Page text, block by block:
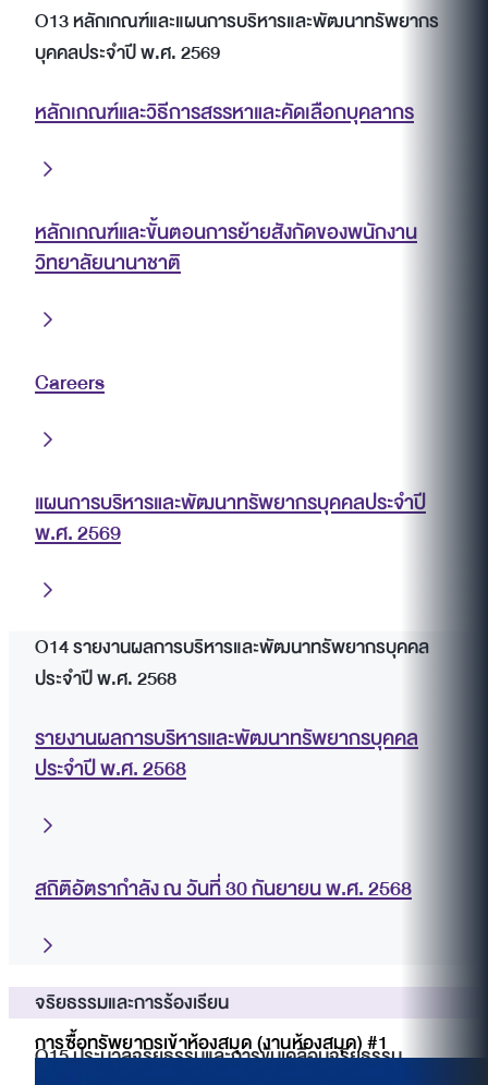
การซื้อทรัพยากรเข้าห้องสมุด (งานห้องสมุด) #1
O13 หลักเกณฑ์และแผนการบริหารและพัฒนาทรัพยากร
บุคคลประจำปี พ.ศ. 2569
หลักเกณฑ์และวิธีการสรรหาและคัดเลือกบุคลากร
หลักเกณฑ์และขั้นตอนการย้ายสังกัดของพนักงาน
วิทยาลัยนานาชาติ
Careers
แผนการบริหารและพัฒนาทรัพยากรบุคคลประจำปี
พ.ศ. 2569
O14 รายงานผลการบริหารและพัฒนาทรัพยากรบุคคล
ประจำปี พ.ศ. 2568
รายงานผลการบริหารและพัฒนาทรัพยากรบุคคล
ประจำปี พ.ศ. 2568
สถิติอัตรากำลัง ณ วันที่ 30 กันยายน พ.ศ. 2568
จริยธรรมและการร้องเรียน
O15 ประมวลจริยธรรมและการขับเคลื่อนจริยธรรม